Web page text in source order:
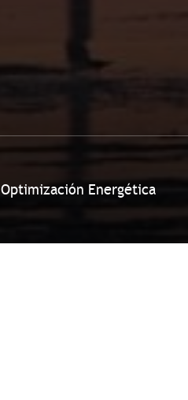
Optimización Energética